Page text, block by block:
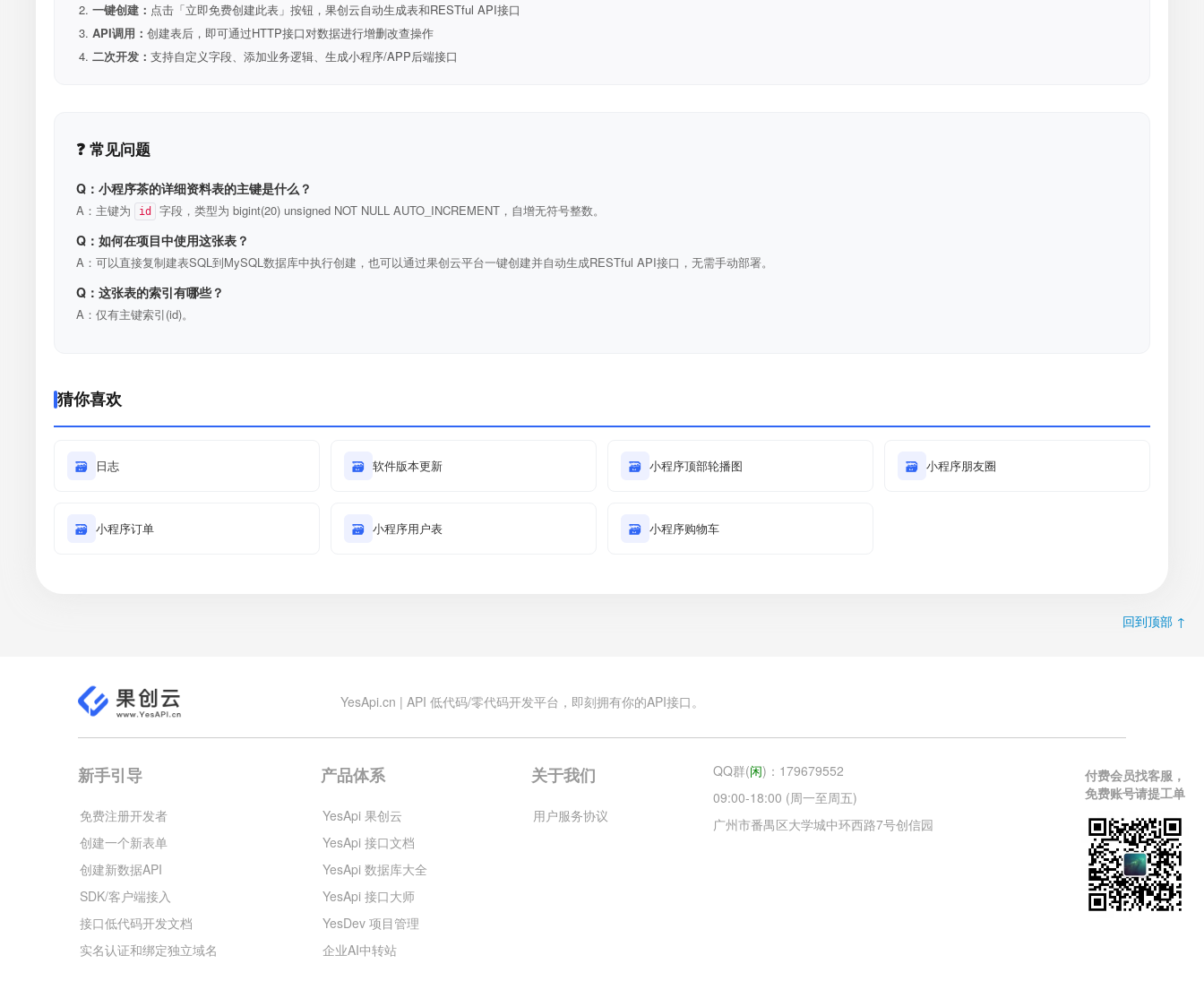
一键创建： 点击「立即免费创建此表」按钮，果创云自动生成表和RESTful API接口
API调用： 创建表后，即可通过HTTP接口对数据进行增删改查操作
二次开发： 支持自定义字段、添加业务逻辑、生成小程序/APP后端接口
❓ 常见问题
Q：小程序茶的详细资料表的主键是什么？
A：主键为 id 字段，类型为 bigint(20) unsigned NOT NULL AUTO_INCREMENT，自增无符号整数。
Q：如何在项目中使用这张表？
A：可以直接复制建表SQL到MySQL数据库中执行创建，也可以通过果创云平台一键创建并自动生成RESTful API接口，无需手动部署。
Q：这张表的索引有哪些？
A：仅有主键索引(id)。
猜你喜欢
🗃 日志 🗃 软件版本更新 🗃 小程序顶部轮播图 🗃 小程序朋友圈
🗃 小程序订单 🗃 小程序用户表 🗃 小程序购物车
回到顶部 ↑
YesApi.cn | API 低代码/零代码开发平台，即刻拥有你的API接口。
新手引导
免费注册开发者
创建一个新表单
创建新数据API
SDK/客户端接入
接口低代码开发文档
实名认证和绑定独立域名
产品体系
YesApi 果创云
YesApi 接口文档
YesApi 数据库大全
YesApi 接口大师
YesDev 项目管理
企业AI中转站
关于我们
用户服务协议
QQ群(闲)：179679552
09:00-18:00 (周一至周五)
广州市番禺区大学城中环西路7号创信园
付费会员找客服，
免费账号请提工单